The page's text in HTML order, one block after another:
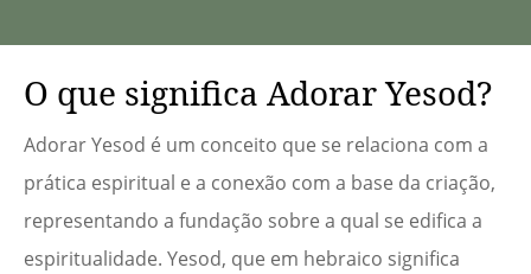
O que significa Adorar Yesod?
Adorar Yesod é um conceito que se relaciona com a
prática espiritual e a conexão com a base da criação,
representando a fundação sobre a qual se edifica a
espiritualidade. Yesod, que em hebraico significa